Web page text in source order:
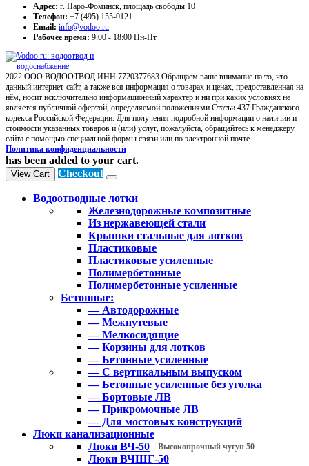
Адрес: г. Наро-Фоминск, площадь свободы 10
Телефон: +7 (495) 155-0121
Email: info@vodoo.ru
Рабочее время: 9:00 - 18:00 Пн-Пт
2022 ООО ВОДООТВОД ИНН 7720377683 Обращаем ваше внимание на то, что
данный интернет-сайт, а также вся информация о товарах и ценах, предоставленная на
нём, носит исключительно информационный характер и ни при каких условиях не
является публичной офертой, определяемой положениями Статьи 437 Гражданского
кодекса Российской Федерации. Для получения подробной информации о наличии и
стоимости указанных товаров и (или) услуг, пожалуйста, обращайтесь к менеджеру
сайта с помощью специальной формы связи или по электронной почте.
Политика конфиденциальности
has been added to your cart.
View Cart Checkout
Водоотводные лотки
Железнодорожные композитные
Из нержавеющей стали
Крышки стальные для лотков
Пластиковые
Пластиковые усиленные
Полимербетонные
Полимербетонные усиленные
Бетонные:
— Автодорожные
— Межпутевые
— Мелкосидящие
— Корзины для лотков
— Бетонные усиленные
— С вертикальным выпуском
— Бетонные усиленные без уголка
— Бортовые ЛВ
— Прикромочные ЛВ
— Для мостовых конструкций
Люки канализационные
Люки ВЧ-50
Высокопрочный чугун 50
Люки ВЧШГ-50